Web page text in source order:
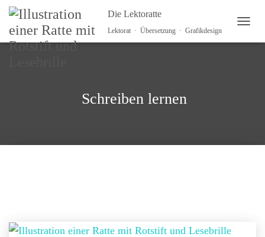
Die Lektoratte
Lektorat · Übersetzung · Grafikdesign
Schreiben lernen